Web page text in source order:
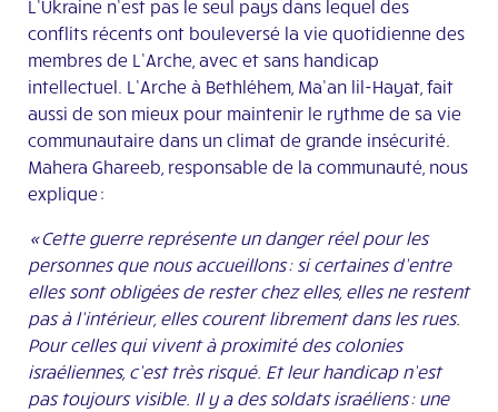
L’Ukraine n’est pas le seul pays dans lequel des
conflits récents ont bouleversé la vie quotidienne des
membres de L’Arche, avec et sans handicap
intellectuel. L’Arche à Bethléhem, Ma’an lil-Hayat, fait
aussi de son mieux pour maintenir le rythme de sa vie
communautaire dans un climat de grande insécurité.
Mahera Ghareeb , responsable de la communauté, nous
explique :
« Cette guerre représente un danger réel pour les
personnes que nous accueillons : si certaines d’entre
elles sont obligées de rester chez elles, elles ne restent
pas à l’intérieur, elles courent librement dans les rues.
Pour celles qui vivent à proximité des colonies
israéliennes, c’est très risqué. Et leur handicap n’est
pas toujours visible. Il y a des soldats israéliens : une